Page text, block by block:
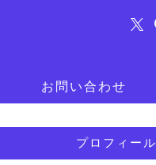
お問い合わせ
プロフィール